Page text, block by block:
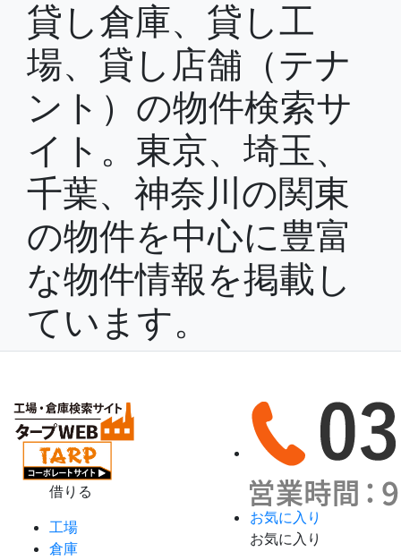
貸し倉庫、貸し工
場、貸し店舗（テナ
ント）の物件検索サ
イト。東京、埼玉、
千葉、神奈川の関東
の物件を中心に豊富
な物件情報を掲載し
ています。
借りる
工場
倉庫
お気に入り
お気に入り